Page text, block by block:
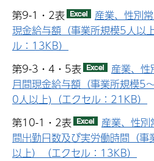
第9-1・2表
産業、性別
現金給与額（事業所規模5人以
ル：13KB）
第9-3・4・5表
産業、
月間現金給与額（事業所規模
0人以上)（エクセル：21KB）
第10-1・2表
産業、性
間出勤日数及び実労働時間（
以上）（エクセル：13KB）